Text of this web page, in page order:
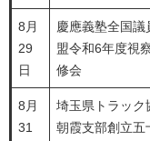
8月
29
日
慶應義塾全国議
盟令和6年度視
修会
8月
31
埼玉県トラック
朝霞支部創立五